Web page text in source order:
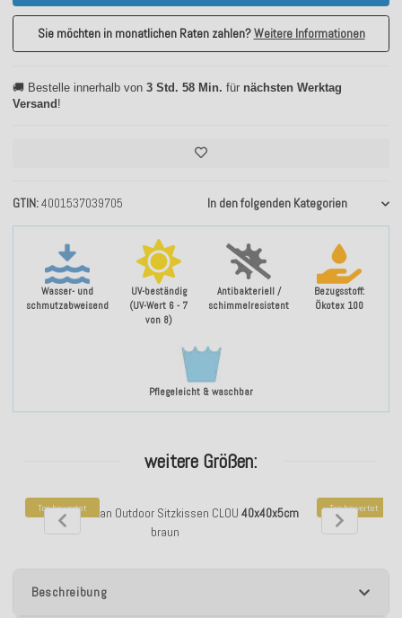
Wasser- und
schmutzabweisend
UV-beständig
(UV-Wert 6 - 7
von 8)
Antibakteriell /
schimmelresistent
Bezugsstoff:
Ökotex 100
Pflegeleicht & waschbar
GTIN 4001537039705 In den folgenden Kategorien
Sie möchten in monatlichen Raten zahlen?Weitere Informationen
🚚 Bestelle innerhalb von 3 Std. 58 Min. für nächsten Werktag
Versand!
weitere Größen:
Top bewertet
H.O.C.K. Yucatan Outdoor Sitzkissen CLOU 40x40x5cm
braun
Top bewertet
H.O.C.K.
Beschreibung